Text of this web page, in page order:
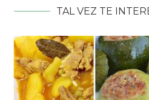
TAL VEZ TE